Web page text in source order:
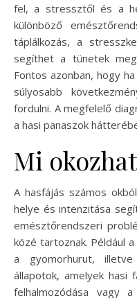
fel, a stressztől és a
különböző
táplálkozás, a
segíthet a tünetek
Fontos azonban, hogy
súlyosabb
fordulni. A megfelelő
a hasi panaszok
Mi
A hasfájás számos
helye és intenzitása
emésztőrendszeri
közé tartoznak. Például
a gyomorhurut,
állapotok, amelyek hasi
felhalmozódása vagy